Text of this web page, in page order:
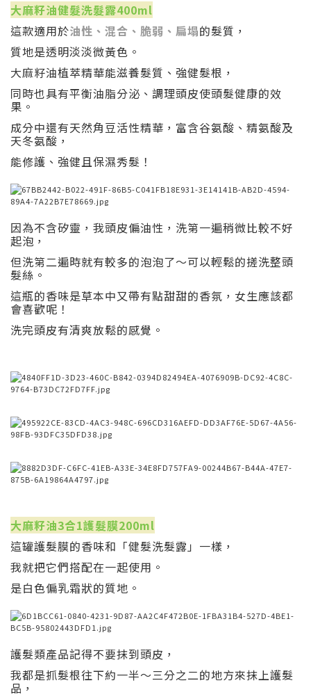
大麻籽油健髮洗髮露400ml
這款適用於油性、混合、脆弱、扁塌的髮質，
質地是透明淡淡微黃色。
大麻籽油植萃精華能滋養髮質、強健髮根，
同時也具有平衡油脂分泌、調理頭皮使頭髮健康的效
果。
成分中還有天然角豆活性精華，富含谷氨酸、精氨酸及
天冬氨酸，
能修護、強健且保濕秀髮！
因為不含矽靈，我頭皮偏油性，洗第一遍稍微比較不好
起泡，
但洗第二遍時就有較多的泡泡了～可以輕鬆的搓洗整頭
髮絲。
這瓶的香味是草本中又帶有點甜甜的香氛，女生應該都
會喜歡呢！
洗完頭皮有清爽放鬆的感覺。
大麻籽油3合1護髮膜200ml
這罐護髮膜的香味和「健髮洗髮露」一樣，
我就把它們搭配在一起使用。
是白色偏乳霜狀的質地。
護髮類產品記得不要抹到頭皮，
我都是抓髮根往下約一半～三分之二的地方來抹上護髮
品，